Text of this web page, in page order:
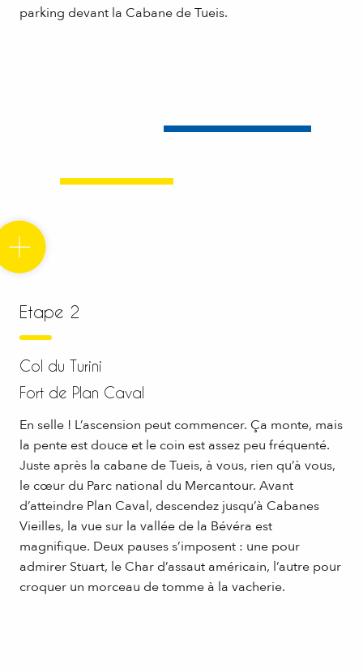
parking devant la Cabane de Tueis.
Etape 2
Col du Turini
Fort de Plan Caval
En selle ! L’ascension peut commencer. Ça monte, mais
la pente est douce et le coin est assez peu fréquenté.
Juste après la cabane de Tueis, à vous, rien qu’à vous,
le cœur du Parc national du Mercantour. Avant
d’atteindre Plan Caval, descendez jusqu’à Cabanes
Vieilles, la vue sur la vallée de la Bévéra est
magnifique. Deux pauses s’imposent : une pour
admirer Stuart, le Char d’assaut américain, l’autre pour
croquer un morceau de tomme à la vacherie.